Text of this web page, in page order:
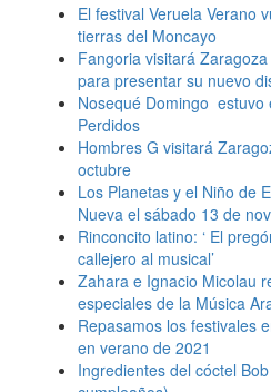
El festival Veruela Verano
tierras del Moncayo
Fangoria visitará
para presentar su nuevo
Nosequé Domingo estuvo
Perdidos
Hombres G visitará
octubre
Los Planetas y el Niño de
Nueva el sábado 13 de
Rinconcito latino: ‘ El
callejero al musical’
Zahara e Ignacio Micolau
especiales de la Música
Repasamos los festivales
en verano de 2021
Ingredientes del cóctel